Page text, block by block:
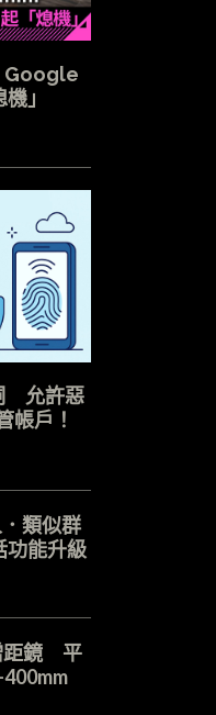
Google
」
允許惡
帳戶！
類似群
能升級
距鏡 平